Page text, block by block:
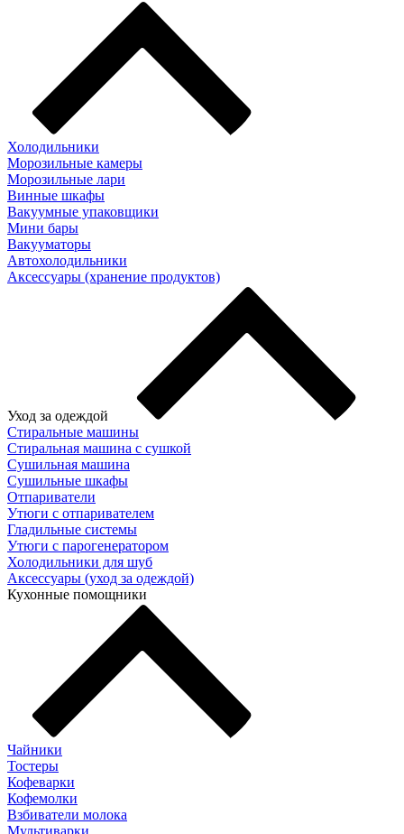
Холодильники
Морозильные камеры
Морозильные лари
Винные шкафы
Вакуумные упаковщики
Мини бары
Вакууматоры
Автохолодильники
Аксессуары (хранение продуктов)
Уход за одеждой
Стиральные машины
Стиральная машина с сушкой
Сушильная машина
Сушильные шкафы
Отпариватели
Утюги с отпаривателем
Гладильные системы
Утюги с парогенератором
Холодильники для шуб
Аксессуары (уход за одеждой)
Кухонные помощники
Чайники
Тостеры
Кофеварки
Кофемолки
Взбиватели молока
Мультиварки